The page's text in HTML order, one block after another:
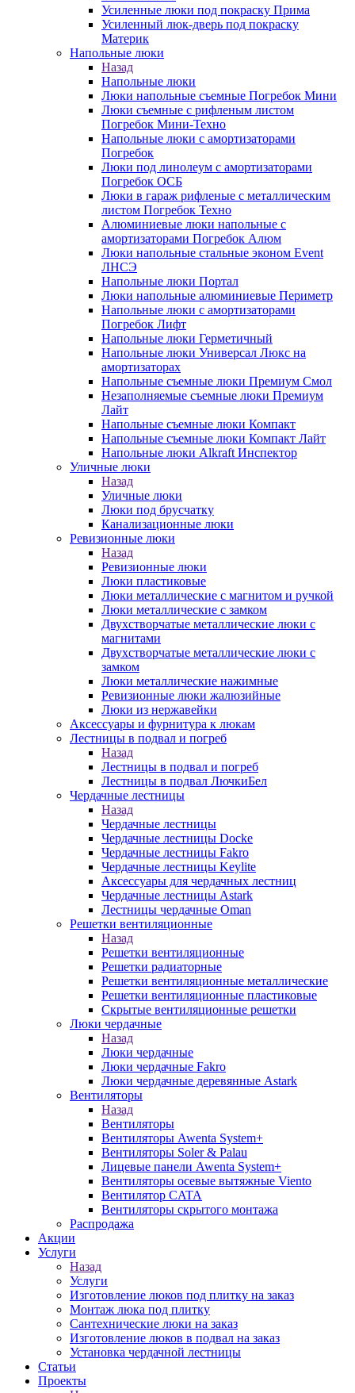
Усиленные люки под покраску Прима
Усиленный люк-дверь под покраску
Материк
Напольные люки
Назад
Напольные люки
Люки напольные съемные Погребок Мини
Люки съемные с рифленым листом
Погребок Мини-Техно
Напольные люки с амортизаторами
Погребок
Люки под линолеум с амортизаторами
Погребок ОСБ
Люки в гараж рифленые с металлическим
листом Погребок Техно
Алюминиевые люки напольные с
амортизаторами Погребок Алюм
Люки напольные стальные эконом Event
ЛНСЭ
Напольные люки Портал
Люки напольные алюминиевые Периметр
Напольные люки с амортизаторами
Погребок Лифт
Напольные люки Герметичный
Напольные люки Универсал Люкс на
амортизаторах
Напольные съемные люки Премиум Смол
Незаполняемые съемные люки Премиум
Лайт
Напольные съемные люки Компакт
Напольные съемные люки Компакт Лайт
Напольные люки Alkraft Инспектор
Уличные люки
Назад
Уличные люки
Люки под брусчатку
Канализационные люки
Ревизионные люки
Назад
Ревизионные люки
Люки пластиковые
Люки металлические с магнитом и ручкой
Люки металлические с замком
Двухстворчатые металлические люки с
магнитами
Двухстворчатые металлические люки с
замком
Люки металлические нажимные
Ревизионные люки жалюзийные
Люки из нержавейки
Аксессуары и фурнитура к люкам
Лестницы в подвал и погреб
Назад
Лестницы в подвал и погреб
Лестницы в подвал ЛючкиБел
Чердачные лестницы
Назад
Чердачные лестницы
Чердачные лестницы Docke
Чердачные лестницы Fakro
Чердачные лестницы Keylite
Аксессуары для чердачных лестниц
Чердачные лестницы Astark
Лестницы чердачные Oman
Решетки вентиляционные
Назад
Решетки вентиляционные
Решетки радиаторные
Решетки вентиляционные металлические
Решетки вентиляционные пластиковые
Скрытые вентиляционные решетки
Люки чердачные
Назад
Люки чердачные
Люки чердачные Fakro
Люки чердачные деревянные Astark
Вентиляторы
Назад
Вентиляторы
Вентиляторы Awenta System+
Вентиляторы Soler & Palau
Лицевые панели Awenta System+
Вентиляторы осевые вытяжные Viento
Вентилятор CATA
Вентиляторы скрытого монтажа
Распродажа
Акции
Услуги
Назад
Услуги
Изготовление люков под плитку на заказ
Монтаж люка под плитку
Сантехнические люки на заказ
Изготовление люков в подвал на заказ
Установка чердачной лестницы
Статьи
Проекты